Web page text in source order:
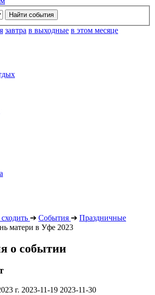
завтра в выходные в этом месяце
➔ События ➔ Праздничные
матери в Уфе 2023
о событии
г. 2023-11-19 2023-11-30